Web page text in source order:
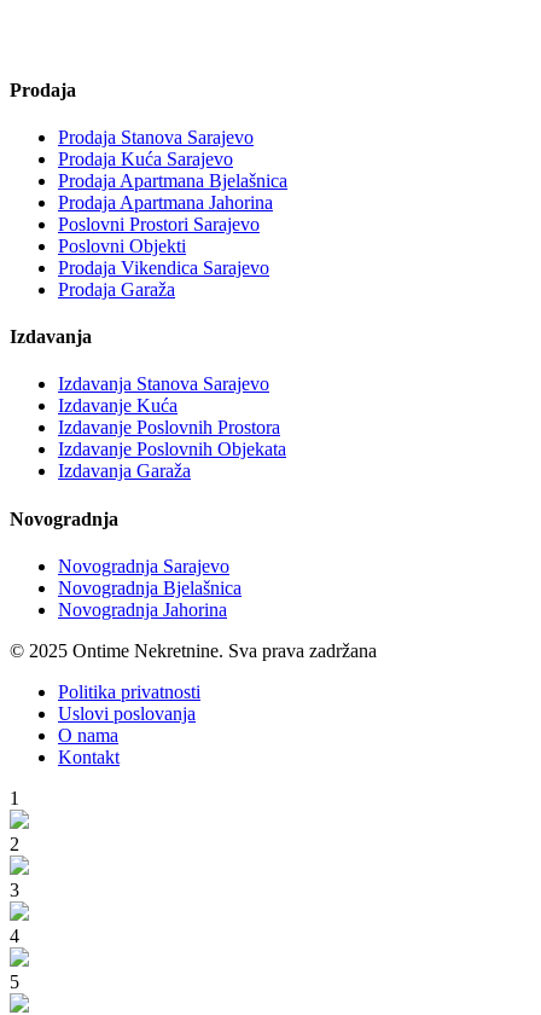
Prodaja
Prodaja Stanova Sarajevo
Prodaja Kuća Sarajevo
Prodaja Apartmana Bjelašnica
Prodaja Apartmana Jahorina
Poslovni Prostori Sarajevo
Poslovni Objekti
Prodaja Vikendica Sarajevo
Prodaja Garaža
Izdavanja
Izdavanja Stanova Sarajevo
Izdavanje Kuća
Izdavanje Poslovnih Prostora
Izdavanje Poslovnih Objekata
Izdavanja Garaža
Novogradnja
Novogradnja Sarajevo
Novogradnja Bjelašnica
Novogradnja Jahorina
© 2025 Ontime Nekretnine. Sva prava zadržana
Politika privatnosti
Uslovi poslovanja
O nama
Kontakt
1
2
3
4
5